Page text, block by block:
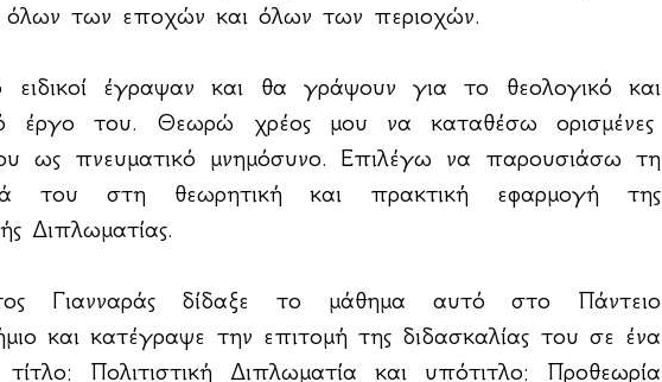
όλων των εποχών και όλων των περιοχών.
ειδικοί έγραψαν και θα γράψουν για το θεολογικό και
έργο του. Θεωρώ χρέος μου να καταθέσω ορισμένες
ως πνευματικό μνημόσυνο. Επιλέγω να παρουσιάσω τη
του στη θεωρητική και πρακτική εφαρμογή της
Διπλωματίας.
Γιανναράς δίδαξε το μάθημα αυτό στο Πάντειο
και κατέγραψε την επιτομή της διδασκαλίας του σε ένα
τίτλο: Πολιτιστική Διπλωματία και υπότιτλο: Προθεωρία